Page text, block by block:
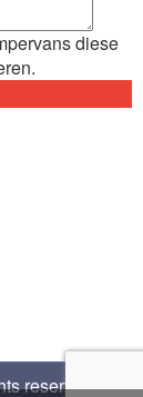
diese
reserved. |